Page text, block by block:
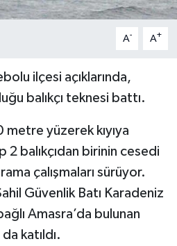
A- A+
ilçesi açıklarında,
balıkçı teknesi battı.
metre yüzerek kıyıya
2 balıkçıdan birinin cesedi
çalışmaları sürüyor.
Güvenlik Batı Karadeniz
Amasra’da bulunan
katıldı.